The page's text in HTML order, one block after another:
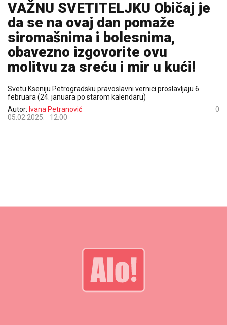
VAŽNU SVETITELJKU Običaj je
da se na ovaj dan pomaže
siromašnima i bolesnima,
obavezno izgovorite ovu
molitvu za sreću i mir u kući!
Svetu Kseniju Petrogradsku pravoslavni vernici proslavljaju 6.
februara (24. januara po starom kalendaru)
Autor: Ivana Petranović
05.02.2025.
12:00
0